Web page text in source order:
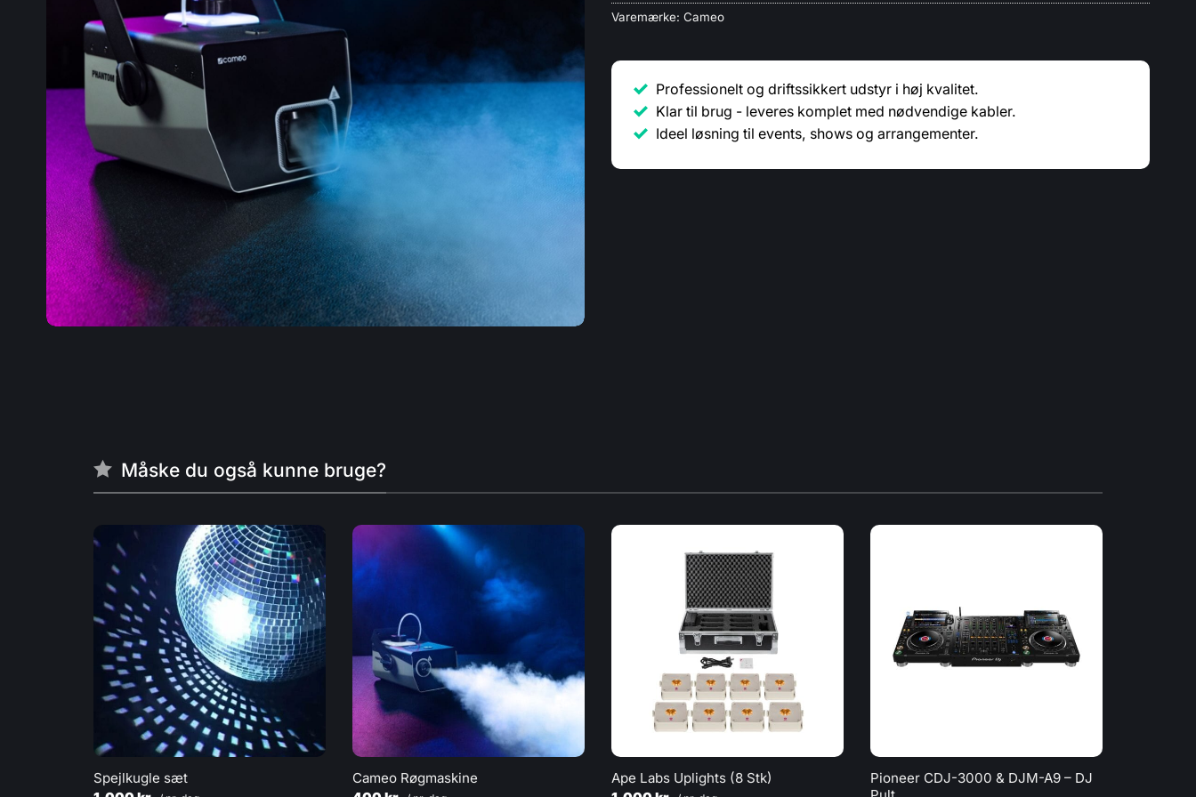
Varemærke: Cameo
Professionelt og driftssikkert udstyr i høj kvalitet.
Klar til brug - leveres komplet med nødvendige kabler.
Ideel løsning til events, shows og arrangementer.
Måske du også kunne bruge?
Spejlkugle sæt
Cameo Røgmaskine
Ape Labs Uplights (8 Stk)
Pioneer CDJ-3000 & DJM-A9 – DJ